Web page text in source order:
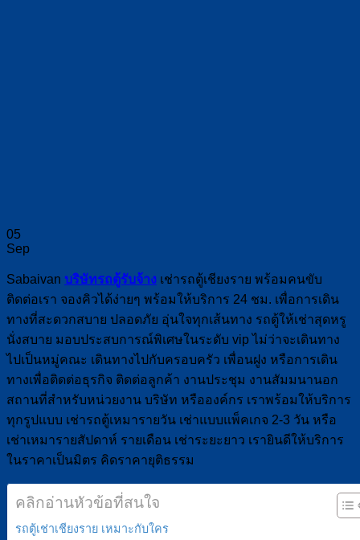
05
Sep
Sabaivan บริษัทรถตู้รับจ้าง เช่ารถตู้เชียงราย พร้อมคนขับ
ติดต่อเรา จองคิวได้ง่ายๆ พร้อมให้บริการ 24 ชม. เพื่อการเดิน
ทางที่สะดวกสบาย ปลอดภัย อุ่นใจทุกเส้นทาง รถตู้ให้เช่าสุดหรู
นั่งสบาย มอบประสบการณ์พิเศษในระดับ vip ไม่ว่าจะเดินทาง
ไปเป็นหมู่คณะ เดินทางไปกับครอบครัว เพื่อนฝูง หรือการเดิน
ทางเพื่อติดต่อธุรกิจ ติดต่อลูกค้า งานประชุม งานสัมมนานอก
สถานที่สำหรับหน่วยงาน บริษัท หรือองค์กร เราพร้อมให้บริการ
ทุกรูปแบบ เช่ารถตู้เหมารายวัน เช่าแบบแพ็คเกจ 2-3 วัน หรือ
เช่าเหมารายสัปดาห์ รายเดือน เช่าระยะยาว เรายินดีให้บริการ
ในราคาเป็นมิตร คิดราคายุติธรรม
คลิกอ่านหัวข้อที่สนใจ
รถตู้เช่าเชียงราย เหมาะกับใคร